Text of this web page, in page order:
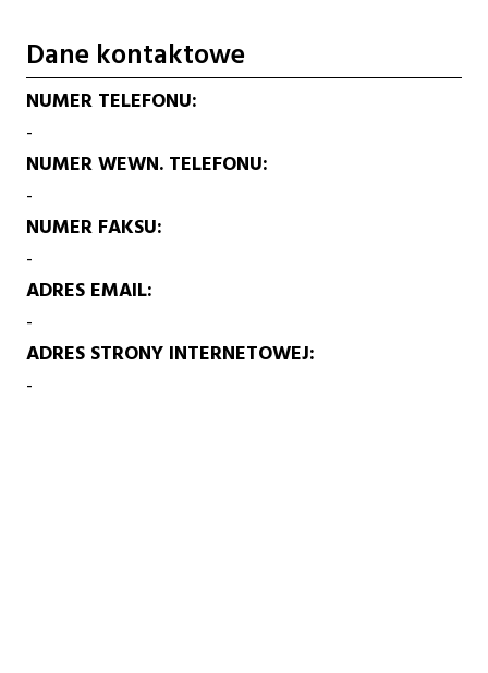
Dane kontaktowe
NUMER TELEFONU
-
NUMER WEWN. TELEFONU
-
NUMER FAKSU
-
ADRES EMAIL
-
ADRES STRONY INTERNETOWEJ
-